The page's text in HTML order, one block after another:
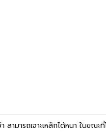
มารถเจาะเหล็กได้หนา ในขณะ